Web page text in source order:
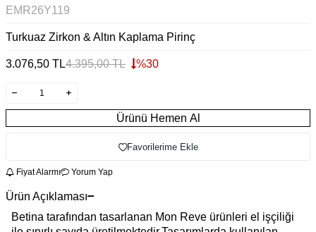
EMR26Y119
Turkuaz Zirkon & Altın Kaplama Pirinç
3.076,50 TL4.395,00TL %30
Ürünü Hemen Al
Favorilerime Ekle
Fiyat Alarmı Yorum Yap
Ürün Açıklaması
Betina tarafından tasarlanan Mon Reve ürünleri el işçiliği